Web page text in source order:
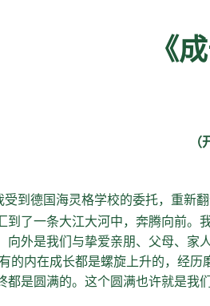
《
（
受到德国海灵格学校的委托，重新
到了一条大江大河中，奔腾向前。
向外是我们与挚爱亲朋、父母、
的内在成长都是螺旋上升的，经
都是圆满的。这个圆满也许就是我